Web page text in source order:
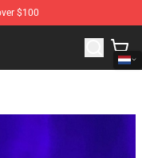
$100
of Anime Lamp